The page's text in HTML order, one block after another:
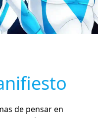
de pensar en